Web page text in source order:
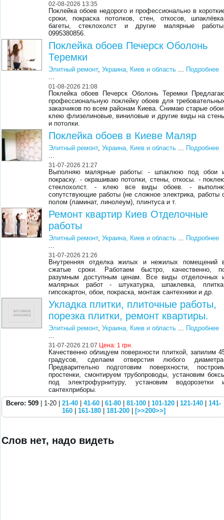
02-08-2026 13:35
Поклейка обоев недорого и профессионально в
сроки, покраска потолков, стен, откосов,
багеты, стеклохолст и другие малярные
0995380856.
Поклейка обоев Печерск Оболонь
Теремки
Элитный ремонт,Украина, Киев и область ... Подробнее
...
01-08-2026 21:08
Поклейка обоев Печерск Оболонь Теремки
профессиональную поклейку обоев для
заказчиков по всем районам Киева. Снимаю старые
клею флизелиновые, виниловые и другие виды на
и потолки.
Поклейка обоев в Киеве Маляр
Элитный ремонт,Украина, Киев и область ... Подробнее
...
31-07-2026 21:27
Выполняю малярные работы: - шпаклюю под обои
покраску. - окрашиваю потолки, стены, откосы. -
стеклохолст. - клею все виды обоев. -
сопутствующие работы (не сложное электрика, работы
полом (ламинат, линолеум), плинтуса и т.
Ремонт квартир Киев Отделочные
работы
Элитный ремонт,Украина, Киев и область ... Подробнее
...
31-07-2026 21:26
Внутренняя отделка жилых и нежилых помещений
сжатые сроки. Работаем быстро, качественно,
разумным доступным ценам. Все виды отделочных
малярных работ - штукатурка, шпаклевка,
гипсокартон, обои, покраска, монтаж сантехники и др.
Укладка плитки, плиточные работы,
порезка плитки, ремонт квартиры.
Элитный ремонт,Украина, Киев и область ... Подробнее
...
31-07-2026 21:07 Цена: 1 грн.
Качественно облицуем поверхности плиткой, запилим
градусов, сделаем отверстия любого
Предварительно подготовим поверхности,
простенки, смонтируем трубопроводы, установим
под электрофурнитуру, установим водорозетки
сантехприборы.
Всего: 509 | 1-20 | 21-40 41-60 61-80 81-100 101-120 121-140
141-
160| 161-180| 181-200| [>>200>>]
Слов нет, надо видеть